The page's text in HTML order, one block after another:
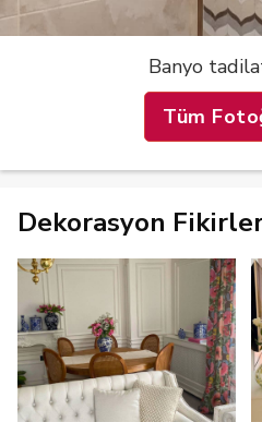
Banyo
Tüm
Dekorasyon